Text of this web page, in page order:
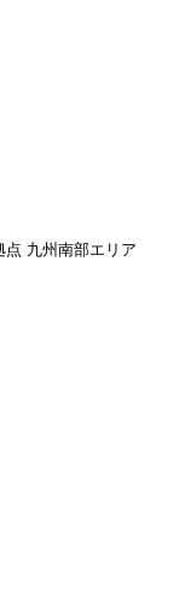
九州南部エリア